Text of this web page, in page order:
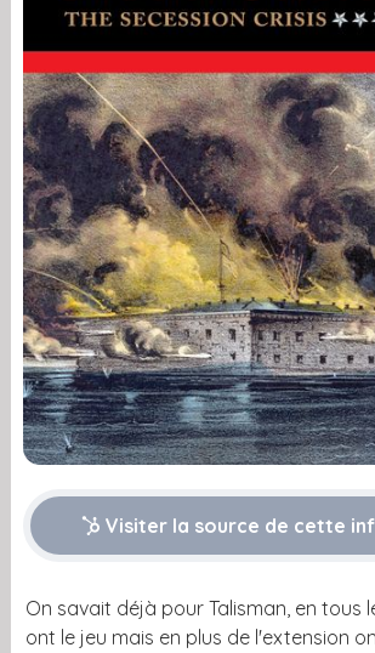
Visiter la source de cette
On savait déjà pour Talisman, en tous
ont le jeu mais en plus de l'extension